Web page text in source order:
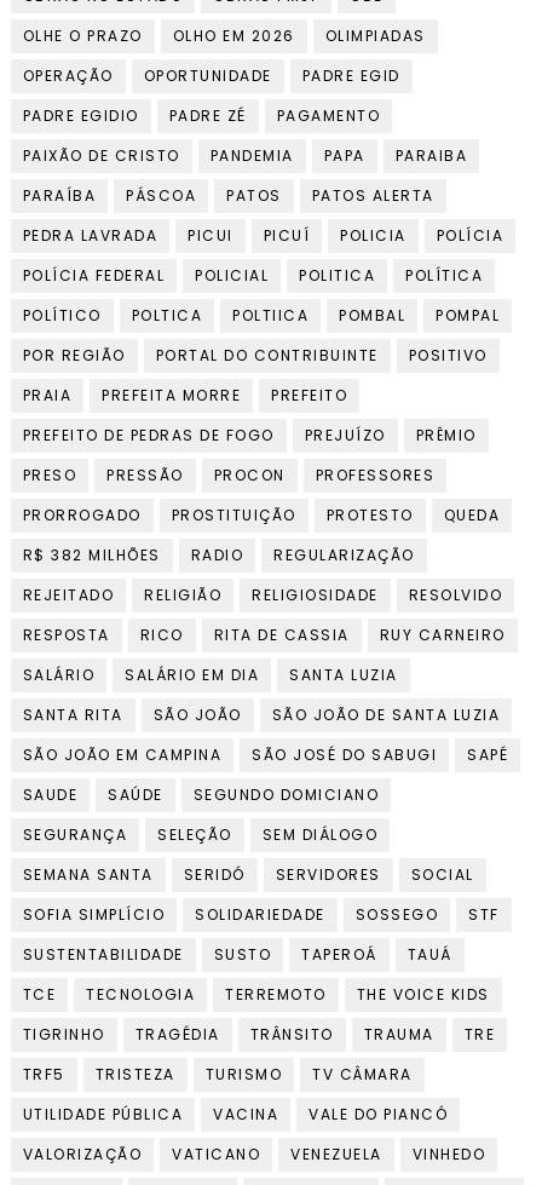
OLHE O PRAZO
OLHO EM 2026
OLIMPIADAS
OPERAÇÃO
OPORTUNIDADE
PADRE EGID
PADRE EGIDIO
PADRE ZÉ
PAGAMENTO
PAIXÃO DE CRISTO
PANDEMIA PAPA
PARAIBA
PARAÍBA
PÁSCOA PATOS
PATOS ALERTA
PEDRA LAVRADA
PICUI PICUÍ POLICIA
POLÍCIA
POLÍCIA FEDERAL
POLICIAL POLITICA
POLÍTICA
POLÍTICO
POLTICA POLTIICA POMBAL
POMPAL
POR REGIÃO
PORTAL DO CONTRIBUINTE
POSITIVO
PRAIA
PREFEITA MORRE
PREFEITO
PREFEITO DE PEDRAS DE FOGO
PREJUÍZO
PRÊMIO
PRESO
PRESSÃO PROCON
PROFESSORES
PRORROGADO
PROSTITUIÇÃO PROTESTO
QUEDA
R$ 382 MILHÕES
RADIO
REGULARIZAÇÃO
REJEITADO
RELIGIÃO RELIGIOSIDADE
RESOLVIDO
RESPOSTA
RICO RITA DE CASSIA
RUY CARNEIRO
SALÁRIO
SALÁRIO EM DIA
SANTA LUZIA
SANTA RITA
SÃO JOÃO
SÃO JOÃO DE SANTA LUZIA
SÃO JOÃO EM CAMPINA
SÃO JOSÉ DO SABUGI
SAPÉ
SAUDE
SAÚDE
SEGUNDO DOMICIANO
SEGURANÇA
SELEÇÃO
SEM DIÁLOGO
SEMANA SANTA
SERIDÓ SERVIDORES
SOCIAL
SOFIA SIMPLÍCIO
SOLIDARIEDADE SOSSEGO
STF
SUSTENTABILIDADE
SUSTO TAPEROÁ
TAUÁ
TCE
TECNOLOGIA TERREMOTO
THE VOICE KIDS
TIGRINHO
TRAGÉDIA TRÂNSITO TRAUMA
TRE
TRF5
TRISTEZA TURISMO
TV CÂMARA
UTILIDADE PÚBLICA
VACINA
VALE DO PIANCÓ
VALORIZAÇÃO
VATICANO VENEZUELA
VINHEDO